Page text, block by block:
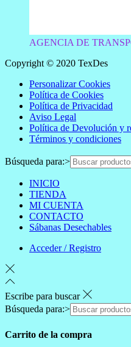
AGENCIA DE
Copyright © 2020 TexDes
Personalizar Cookies
Política de Cookies
Política de Privacidad
Aviso Legal
Política de Devolución y
Términos y condiciones
Búsqueda para:>
INICIO
TIENDA
MI CUENTA
CONTACTO
Sábanas Desechables
Acceder / Registro
Escribe para buscar
Búsqueda para:>
Carrito de la compra